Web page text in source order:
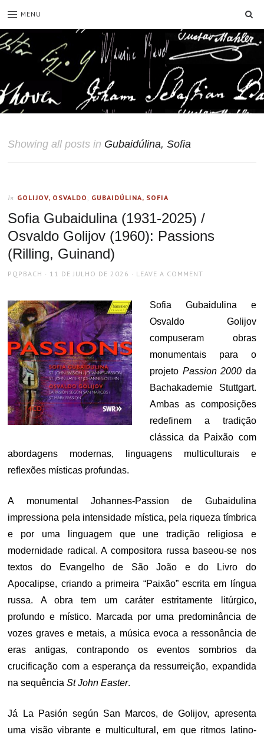
MENU
Showing all posts in Gubaidúlina, Sofia
In GOLIJOV, OSVALDO , GUBAIDÚLINA, SOFIA
Sofia Gubaidulina (1931-2025) /
Osvaldo Golijov (1960): Passions
(Rilling, Guinand)
AUTHOR
PQPBACH
POSTED
11 DE JULHO DE 2026 LEAVE A COMMENT
Sofia Gubaidulina e
Osvaldo Golijov
compuseram obras
monumentais para o
projeto Passion 2000 da
Bachakademie Stuttgart.
Ambas as composições
redefinem a tradição
clássica da Paixão com
abordagens modernas, linguagens multiculturais e
reflexões místicas profundas.
A monumental Johannes-Passion de Gubaidulina
impressiona pela intensidade mística, pela riqueza tímbrica
e por uma linguagem que une tradição religiosa e
modernidade radical.A compositora russa baseou-se nos
textos do Evangelho de São João e do Livro do
Apocalipse, criando a primeira “Paixão” escrita em língua
russa. A obra tem um caráter estritamente litúrgico,
profundo e místico. Marcada por uma predominância de
vozes graves e metais, a música evoca a ressonância de
eras antigas, contrapondo os eventos sombrios da
crucificação com a esperança da ressurreição, expandida
na sequênciaSt John Easter.
Já La Pasión según San Marcos, de Golijov, apresenta
uma visão vibrante e multicultural, em que ritmos latino-